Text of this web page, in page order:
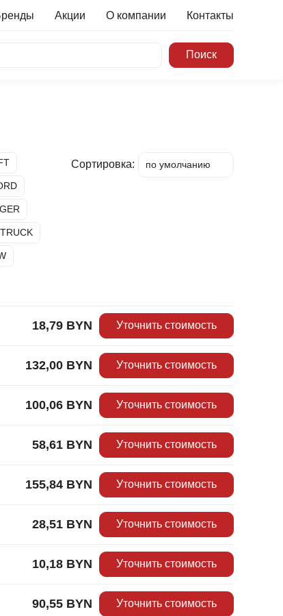
Акции О компании Контакты
Сортировка: по умолчанию
18,79 BYN Уточнить стоимость
132,00 BYN Уточнить стоимость
100,06 BYN Уточнить стоимость
58,61 BYN Уточнить стоимость
155,84 BYN Уточнить стоимость
28,51 BYN Уточнить стоимость
10,18 BYN Уточнить стоимость
90,55 BYN Уточнить стоимость